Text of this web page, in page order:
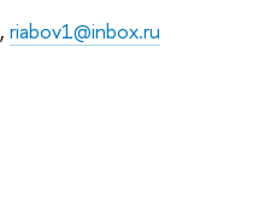
,riabov1@inbox.ru